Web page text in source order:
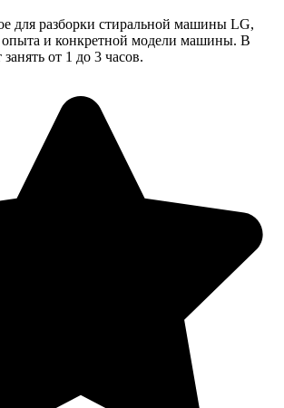
для разборки стиральной машины LG,
опыта и конкретной модели машины. В
от 1 до 3 часов.